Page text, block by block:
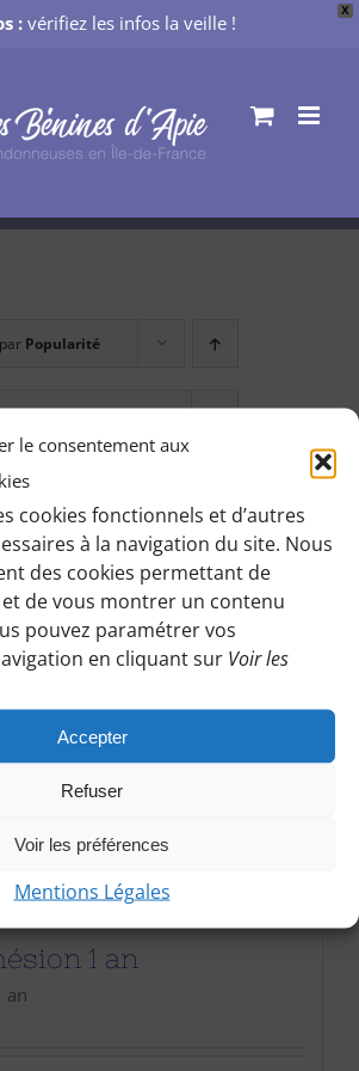
X
: vérifiez les infos la veille !
le consentement aux
cookies fonctionnels et d’autres
à la navigation du site. Nous
des cookies permettant de
de vous montrer un contenu
pouvez paramétrer vos
en cliquant sur Voir les
Accepter
Refuser
Voir les préférences
Mentions Légales
Popularité
36 produits
1 an
an